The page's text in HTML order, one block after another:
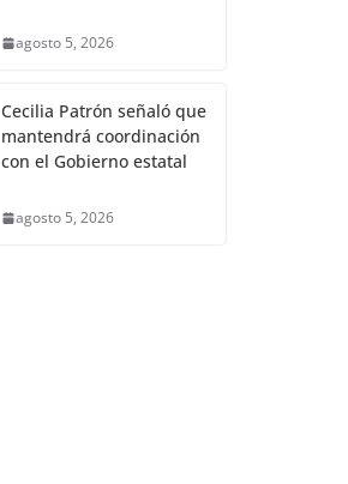
agosto 5, 2026
Cecilia Patrón señaló que
mantendrá coordinación
con el Gobierno estatal
agosto 5, 2026